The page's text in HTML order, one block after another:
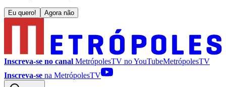
Eu quero! Agora não
Inscreva-se no canal MetrópolesTV noYouTubeMetrópolesTV
Inscreva-se na MetrópolesTV